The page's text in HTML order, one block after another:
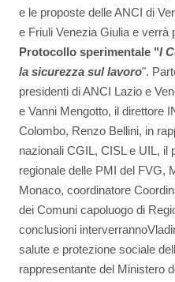
e le proposte delle ANCI di
e Friuli Venezia Giulia e verrà
Protocollo sperimentale "I
la sicurezza sul lavoro".
presidenti di ANCI Lazio e
e Vanni Mengotto, il direttore
Colombo, Renzo Bellini, in
nazionali CGIL, CISL e UIL, il
regionale delle PMI del FVG,
Monaco, coordinatore
dei Comuni capoluogo di
conclusioni interverranno
salute e protezione sociale
rappresentante del Ministero